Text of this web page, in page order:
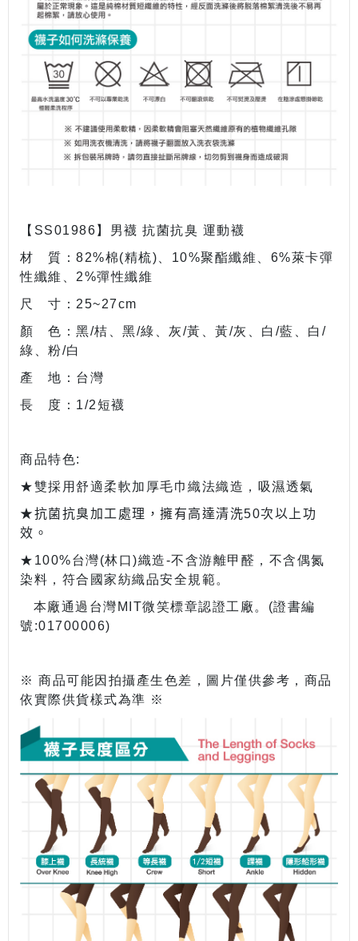
【SS01986】男襪 抗菌抗臭 運動襪
材 質：82%棉(精梳)、10%聚酯纖維、6%萊卡彈
性纖維、2%彈性纖維
尺 寸：25~27cm
顏 色：黑/桔、黑/綠、灰/黃、黃/灰、白/藍、白/
綠、粉/白
產 地：台灣
長 度：1/2短襪
商品特色:
★雙採用舒適柔軟加厚毛巾織法織造，吸濕透氣
★抗菌抗臭加工處理，擁有高達清洗50次以上功
效 。
★100%台灣(林口)織造-不含游離甲醛，不含偶氮
染料，符合國家紡織品安全規範。
本廠通過台灣MIT微笑標章認證工廠。(證書編
號:01700006)
※ 商品可能因拍攝產生色差，圖片僅供參考，商品
依實際供貨樣式為準 ※